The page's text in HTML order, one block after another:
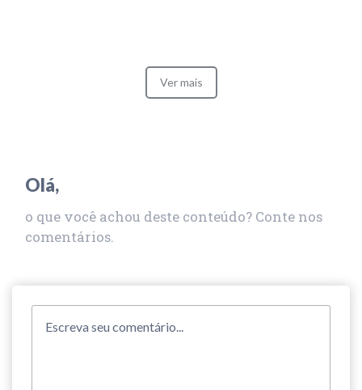
Ver mais
Olá,
o que você achou deste conteúdo? Conte nos
comentários.